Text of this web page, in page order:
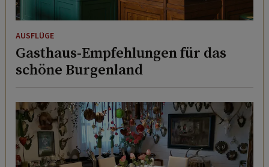
AUSFLÜGE
Gasthaus-Empfehlungen für das
schöne Burgenland